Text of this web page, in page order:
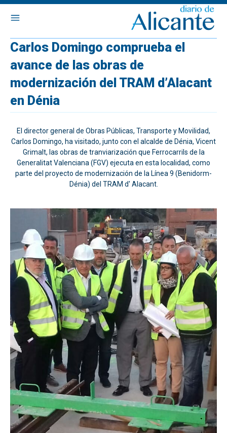
Carlos Domingo comprueba el
avance de las obras de
modernización del TRAM d’Alacant
en Dénia
El director general de Obras Públicas, Transporte y Movilidad,
Carlos Domingo, ha visitado, junto con el alcalde de Dénia, Vicent
Grimalt, las obras de tranviarización que Ferrocarrils de la
Generalitat Valenciana (FGV) ejecuta en esta localidad, como
parte del proyecto de modernización de la Línea 9 (Benidorm-
Dénia) del TRAM d' Alacant.